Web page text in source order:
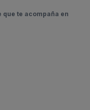
que te acompaña en